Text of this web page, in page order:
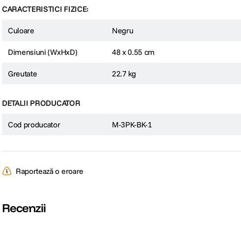
CARACTERISTICI FIZICE:
Culoare Negru
Dimensiuni (WxHxD) 48 x 0.55 cm
Greutate 22.7 kg
DETALII PRODUCATOR
Cod producator M-3PK-BK-1
Raportează o eroare
Recenzii